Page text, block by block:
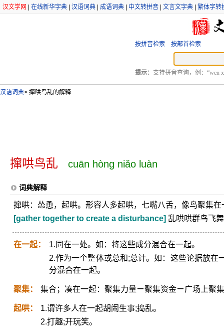
汉文学网 在线新华字典 汉语词典 成语词典 中文转拼音 文言文字典 繁体字转
按拼音检索 按部首检索
提示： 支持拼音查询，例：“wen
汉语词典> 撺哄鸟乱的解释
撺哄鸟乱 cuān hòng niǎo luàn
词典解释
撺哄：怂恿，起哄。形容人多起哄，七嘴八舌，像鸟聚集
[gather together to create a disturbance] 乱哄哄群鸟飞
在一起：
1.同在一处。如：将这些成分混合在一起。
2.作为一个整体或总和;总计。如：这些论据放
分混合在一起。
聚集： 集合；凑在一起：聚集力量ㄧ聚集资金ㄧ广场上聚
起哄：
1.谓许多人在一起胡闹生事;捣乱。
2.打趣;开玩笑。